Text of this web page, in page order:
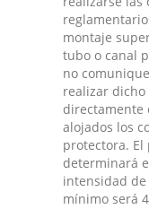
montaje
tubo o canal
no
realizar
directamente
alojados los
protectora. El
determinará
intensidad
mínimo será